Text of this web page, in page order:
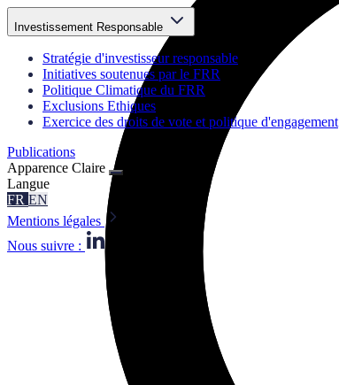
Investissement Responsable
Stratégie d'investisseur responsable
Initiatives soutenues par le FRR
Politique Climatique du FRR
Exclusions Ethiques
Exercice des droits de vote et politique d'engagement
Publications
Apparence Claire
Langue
FR EN
Mentions légales
Nous suivre :